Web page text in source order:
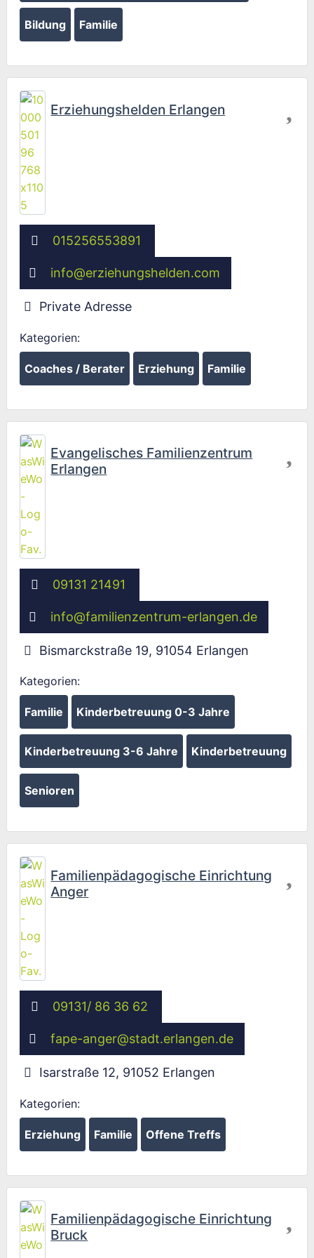
Bildung Familie
Erziehungshelden Erlangen
015256553891
info@erziehungshelden.com
Private Adresse
Kategorien:
Coaches / Berater Erziehung Familie
Evangelisches Familienzentrum
Erlangen
09131 21491
info@familienzentrum-erlangen.de
Bismarckstraße 19, 91054 Erlangen
Kategorien:
Familie Kinderbetreuung 0-3 Jahre
Kinderbetreuung 3-6 Jahre Kinderbetreuung
Senioren
Familienpädagogische Einrichtung
Anger
09131/ 86 36 62
fape-anger@stadt.erlangen.de
Isarstraße 12, 91052 Erlangen
Kategorien:
Erziehung Familie Offene Treffs
Familienpädagogische Einrichtung
Bruck